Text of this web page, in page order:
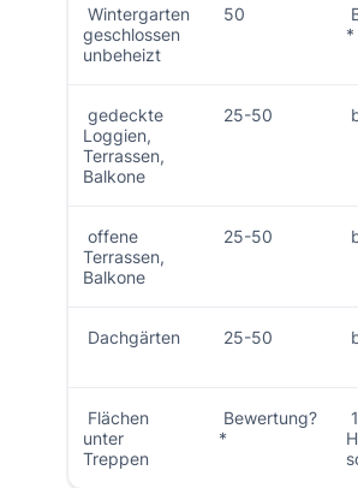
Wintergarten
geschlossen
unbeheizt
50
*
gedeckte
Loggien,
Terrassen,
Balkone
25-50
offene
Terrassen,
Balkone
25-50
Dachgärten 25-50
Flächen
unter
Treppen
Bewertung?
*